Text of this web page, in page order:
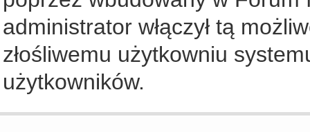
administrator włączył tą
złośliwemu użytkowniu
użytkowników.